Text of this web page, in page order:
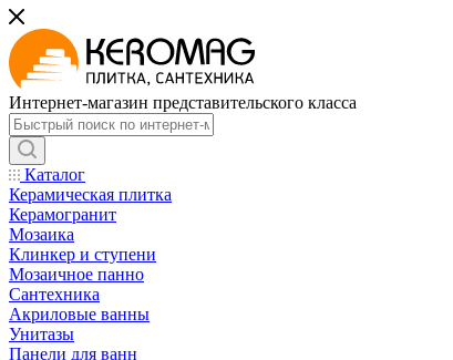
Интернет-магазин представительского класса
Каталог
Керамическая плитка
Керамогранит
Мозаика
Клинкер и ступени
Мозаичное панно
Сантехника
Акриловые ванны
Унитазы
Панели для ванн